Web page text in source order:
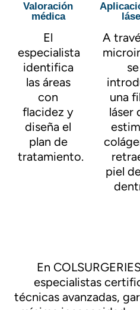
Valoración
médica
El
especialista
identifica
las áreas
con
flacidez y
diseña el
plan de
tratamiento.
A
se
una
láser
piel
En
especialistas
técnicas avanzadas,